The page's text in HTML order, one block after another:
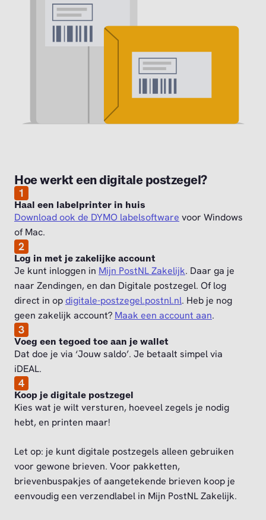
Hoe werkt een digitale postzegel?
1
Haal een labelprinter in huis
Download ook de DYMO labelsoftware voor Windows
of Mac.
2
Log in met je zakelijke account
Je kunt inloggen in Mijn PostNL Zakelijk. Daar ga je
naar Zendingen, en dan Digitale postzegel. Of log
direct in opdigitale-postzegel.postnl.nl. Heb je nog
geen zakelijk account? Maak een account aan.
3
Voeg een tegoed toe aan je wallet
Dat doe je via ‘Jouw saldo’. Je betaalt simpel via
iDEAL.
4
Koop je digitale postzegel
Kies wat je wilt versturen, hoeveel zegels je nodig
hebt, en printen maar!
Let op: je kunt digitale postzegels alleen gebruiken
voor gewone brieven. Voor pakketten,
brievenbuspakjes of aangetekende brieven koop je
eenvoudig een verzendlabel in Mijn PostNL Zakelijk.